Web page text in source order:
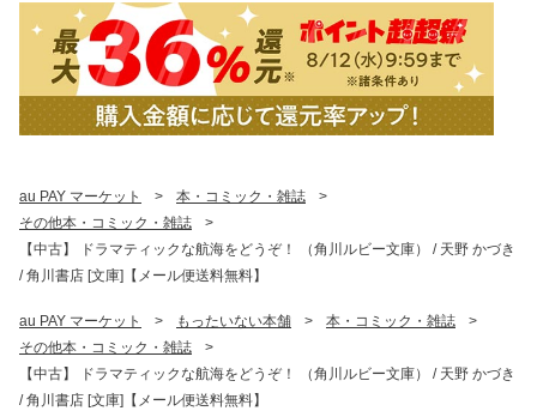
au PAY マーケット > 本・コミック・雑誌
>
その他本・コミック・雑誌
>
【中古】 ドラマティックな航海をどうぞ！ （角川ルビー文庫） / 天野 かづき
/ 角川書店 [文庫]【メール便送料無料】
au PAY マーケット > もったいない本舗 > 本・コミック・雑誌
>
その他本・コミック・雑誌
>
【中古】 ドラマティックな航海をどうぞ！ （角川ルビー文庫） / 天野 かづき
/ 角川書店 [文庫]【メール便送料無料】